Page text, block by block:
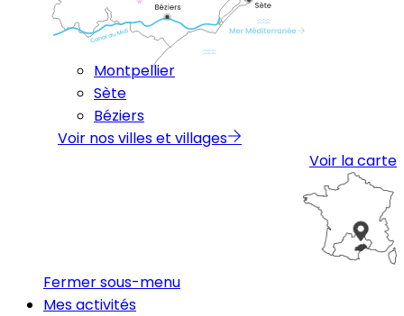
Montpellier
Sète
Béziers
Voir nos villes et villages
Voir la carte
Fermer sous-menu
Mes activités